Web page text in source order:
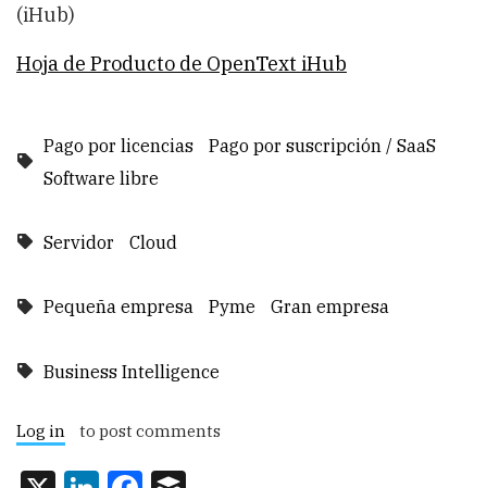
(iHub)
Hoja de Producto de OpenText iHub
Pago por licencias
Pago por suscripción / SaaS
Software libre
Servidor Cloud
Pequeña empresa Pyme Gran empresa
Business Intelligence
Log in to post comments